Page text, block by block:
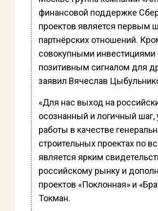
финансовой поддержке
проектов является первым
партнёрских отношений.
совокупными инвестициями
позитивным сигналом для
заявил Вячеслав
«Для нас выход на
осознанный и логичный
работы в качестве
строительных проектах по
является ярким
российскому рынку и
проектов «Поклонная» и
Токман.